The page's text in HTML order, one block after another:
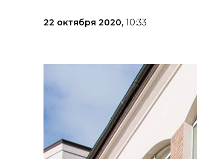
22 октября 2020, 10:33